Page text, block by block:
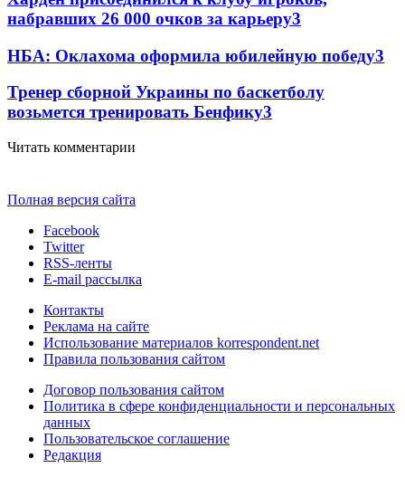
набравших 26 000 очков за карьеру3
НБА: Оклахома оформила юбилейную победу3
Тренер сборной Украины по баскетболу
возьмется тренировать Бенфику3
Читать комментарии
Полная версия сайта
Facebook
Twitter
RSS-ленты
E-mail рассылка
Контакты
Реклама на сайте
Использование материалов korrespondent.net
Правила пользования сайтом
Договор пользования сайтом
Политика в сфере конфиденциальности и персональных
данных
Пользовательское соглашение
Редакция